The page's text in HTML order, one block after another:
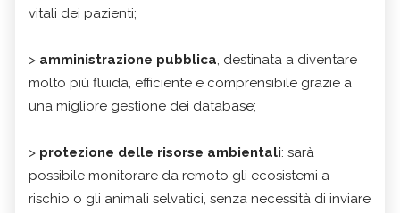
vitali dei pazienti;
> amministrazione pubblica, destinata a diventare
molto più fluida, efficiente e comprensibile grazie a
una migliore gestione dei database;
> protezione delle risorse ambientali: sarà
possibile monitorare da remoto gli ecosistemi a
rischio o gli animali selvatici, senza necessità di inviare